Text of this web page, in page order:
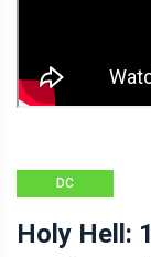
DC
Holy Hell: